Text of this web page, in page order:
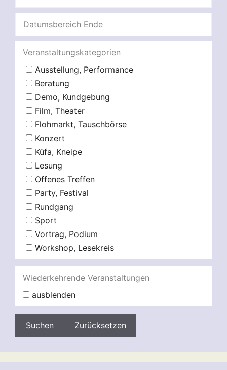
Veranstaltungskategorien
Ausstellung, Performance
Beratung
Demo, Kundgebung
Film, Theater
Flohmarkt, Tauschbörse
Konzert
Küfa, Kneipe
Lesung
Offenes Treffen
Party, Festival
Rundgang
Sport
Vortrag, Podium
Workshop, Lesekreis
Wiederkehrende Veranstaltungen
ausblenden
Zurücksetzen